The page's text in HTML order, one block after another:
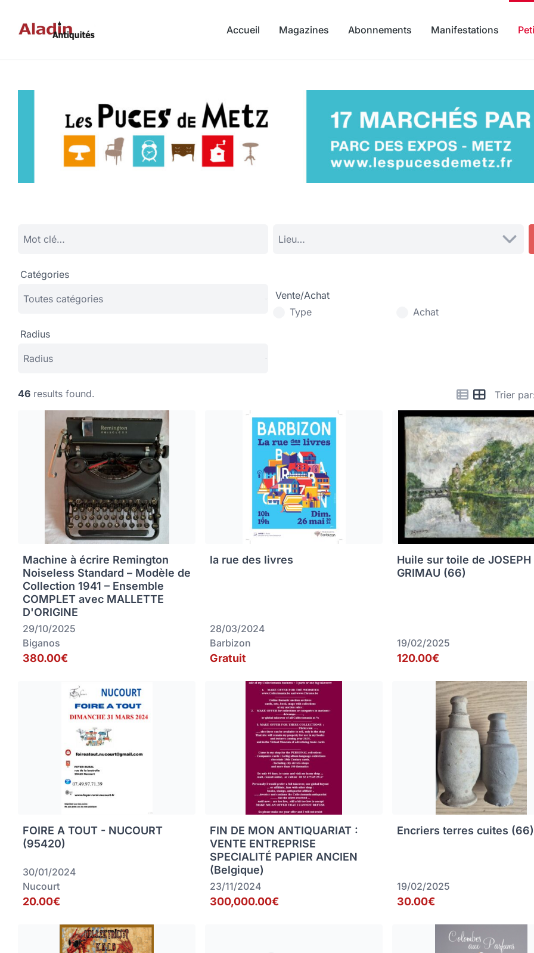
Accueil Magazines Abonnements Manifestations
Catégories
Vente/Achat
Type
Achat
Radius
Trier
46 results found.
Machine à écrire Remington
Noiseless Standard – Modèle de
Collection 1941 – Ensemble
COMPLET avec MALLETTE
D'ORIGINE
29/10/2025
Biganos
380.00€
la rue des livres
28/03/2024
Barbizon
Gratuit
Huile sur toile de JOSEPH
GRIMAU (66)
19/02/2025
120.00€
FOIRE A TOUT - NUCOURT
(95420)
30/01/2024
Nucourt
20.00€
FIN DE MON ANTIQUARIAT :
VENTE ENTREPRISE
SPECIALITÉ PAPIER ANCIEN
(Belgique)
23/11/2024
300,000.00€
Encriers terres cuites (66)
19/02/2025
30.00€